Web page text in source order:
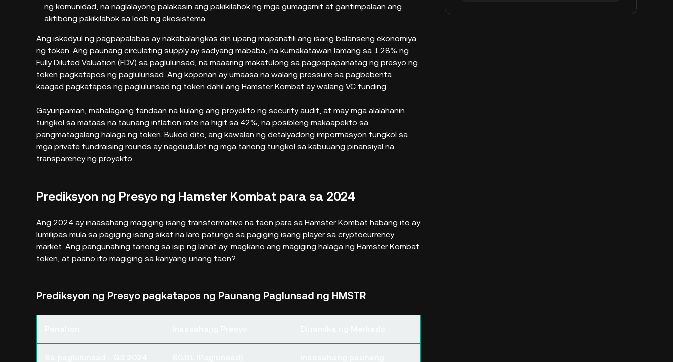
ng komunidad, na naglalayong palakasin ang pakikilahok ng mga gumagamit at gantimpalaan ang
aktibong pakikilahok sa loob ng ekosistema.
Ang iskedyul ng pagpapalabas ay nakabalangkas din upang mapanatili ang isang balanseng ekonomiya
ng token. Ang paunang circulating supply ay sadyang mababa, na kumakatawan lamang sa 1.28% ng
Fully Diluted Valuation (FDV) sa paglulunsad, na maaaring makatulong sa pagpapapanatag ng presyo ng
token pagkatapos ng paglulunsad. Ang koponan ay umaasa na walang pressure sa pagbebenta
kaagad pagkatapos ng paglulunsad ng token dahil ang Hamster Kombat ay walang VC funding.
Gayunpaman, mahalagang tandaan na kulang ang proyekto ng security audit, at may mga alalahanin
tungkol sa mataas na taunang inflation rate na higit sa 42%, na posibleng makaapekto sa
pangmatagalang halaga ng token. Bukod dito, ang kawalan ng detalyadong impormasyon tungkol sa
mga private fundraising rounds ay nagdudulot ng mga tanong tungkol sa kabuuang pinansiyal na
transparency ng proyekto.
Prediksyon ng Presyo ng Hamster Kombat para sa 2024
Ang 2024 ay inaasahang magiging isang transformative na taon para sa Hamster Kombat habang ito ay
lumilipas mula sa pagiging isang sikat na laro patungo sa pagiging isang player sa cryptocurrency
market. Ang pangunahing tanong sa isip ng lahat ay: magkano ang magiging halaga ng Hamster Kombat
token, at paano ito magiging sa kanyang unang taon?
Prediksyon ng Presyo pagkatapos ng Paunang Paglunsad ng HMSTR